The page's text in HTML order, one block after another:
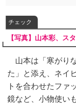
チェック
【写真】山本彩、ス
山本は「寒がり
た」と添え、ネイ
トを合わせたファ
鏡など、小物使い